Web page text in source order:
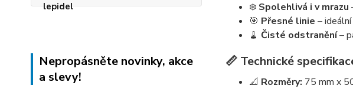
Nepropásněte novinky, akce
a slevy!
❄️ Spolehlivá i v mrazu
🎯 Přesné linie –
🧹 Čisté odstranění–
📏 Technické
📐 Rozměry: 75 mm x